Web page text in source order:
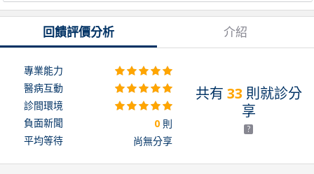
回饋評價分析 介紹
共有 33 則就診分
享
?
專業能力
醫病互動
診間環境
負面新聞
0 則
平均等待
尚無分享